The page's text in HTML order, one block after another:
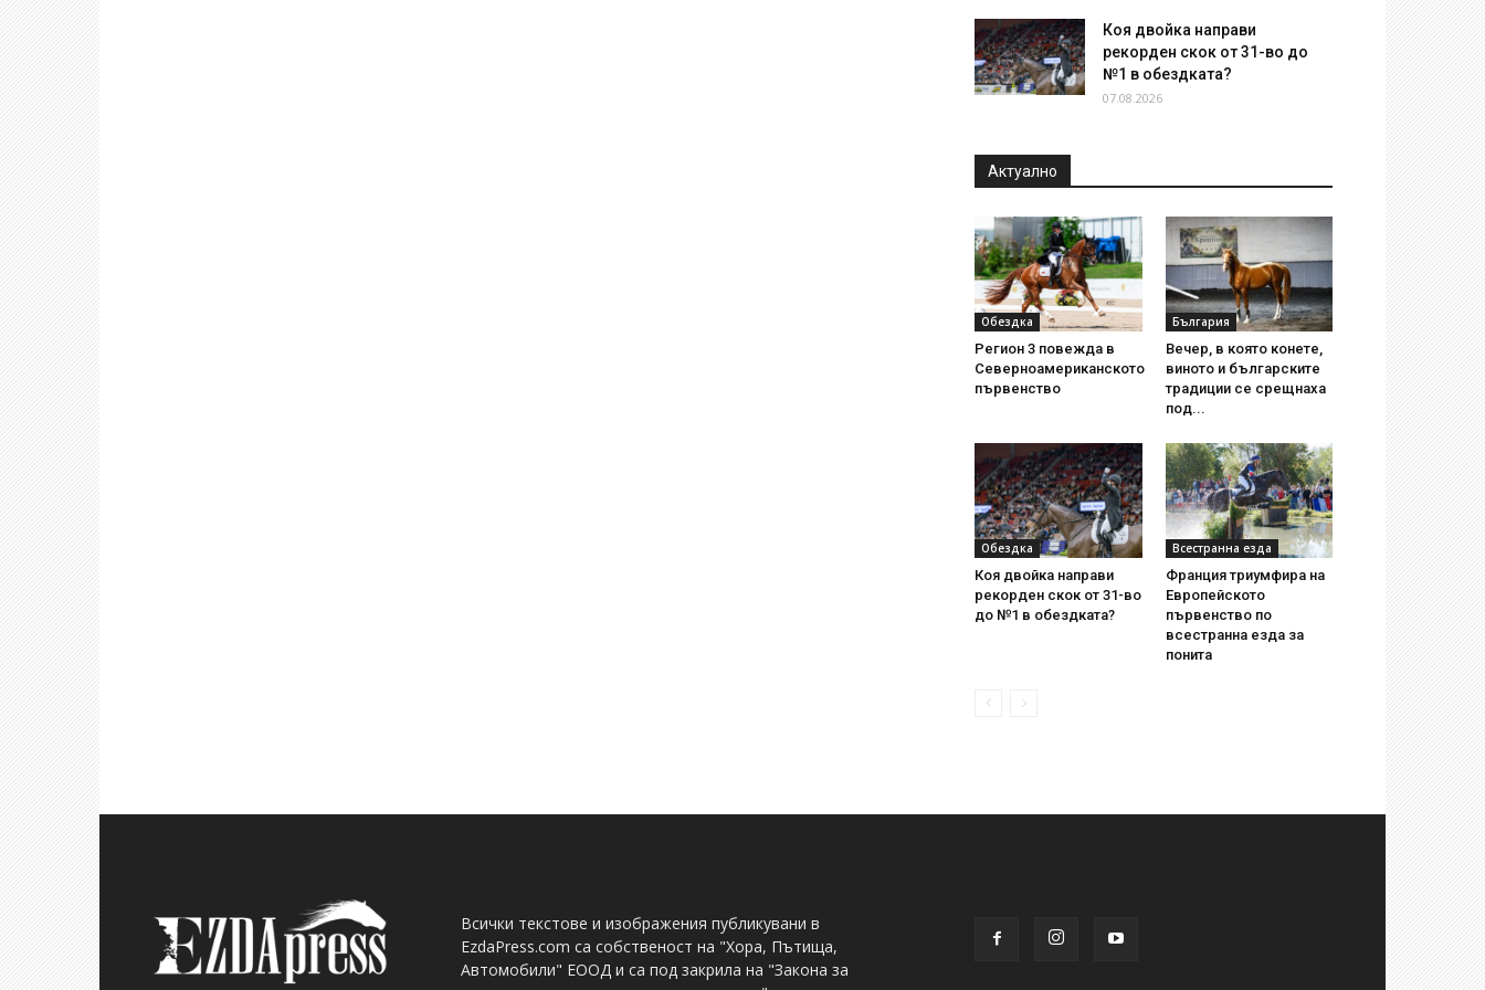
Коя двойка направи
рекорден скок от 31-во до
№1 в обездката?
07.08.2026
Актуално
Обездка
Регион 3 повежда в
Северноамериканското
първенство
България
Вечер, в която конете,
виното и българските
традиции се срещнаха
под...
Обездка
Коя двойка направи
рекорден скок от 31-во
до №1 в обездката?
Всестранна езда
Франция триумфира на
Европейското
първенство по
всестранна езда за
понита
Всички текстове и изображения публикувани в
EzdaPress.com са собственост на "Хора, Пътища,
Автомобили" ЕООД и са под закрила на "Закона за